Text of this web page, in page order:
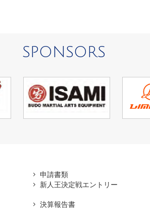
SPONSORS
申請書類
新人王決定戦エントリー
決算報告書